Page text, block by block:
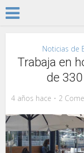
Noticias de
Trabaja en
de
4 años hace 2